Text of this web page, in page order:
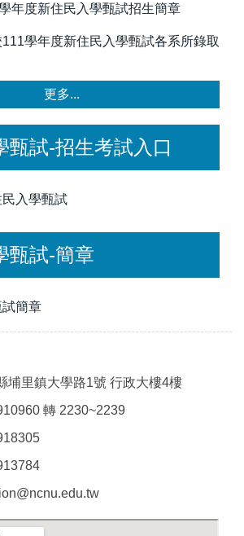
年度新住民入學甄試招生簡章
111學年度新住民入學甄試各系所錄取
更多...
甄試-招生考試入口
入學甄試
甄試-簡章
簡章
埔里鎮大學路1號 行政大樓4樓
轉 2230~2239